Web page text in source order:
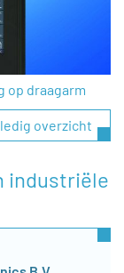
op draagarm
overzicht
industriële